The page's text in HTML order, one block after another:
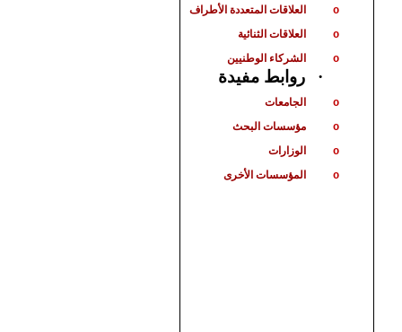
o العلاقات المتعددة الأطراف
o العلاقات الثنائية
o الشركاء الوطنيين
· روابط مفيدة
o الجامعات
o مؤسسات البحث
o الوزارات
o المؤسسات الأخرى